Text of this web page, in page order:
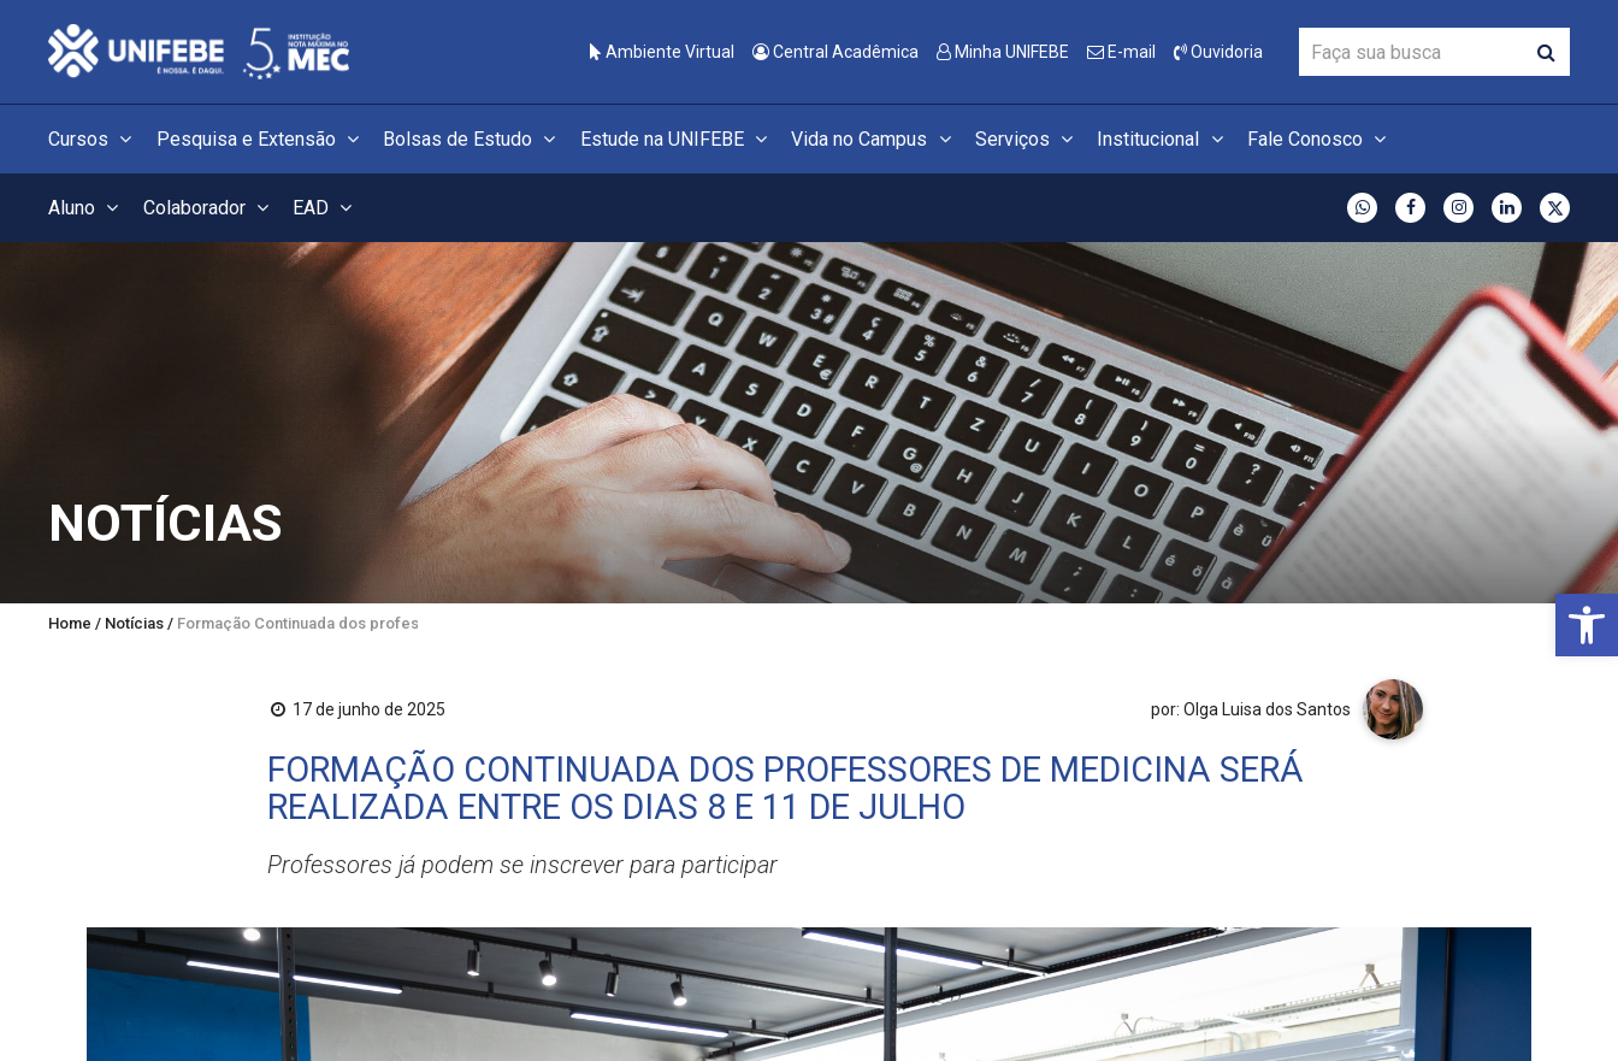
Ambiente Virtual Central Acadêmica Minha UNIFEBE E-mail Ouvidoria
Cursos Pesquisa e Extensão Bolsas de Estudo Estude na UNIFEBE Vida no Campus Serviços Institucional Fale Conosco
Aluno Colaborador EAD
NOTÍCIAS
Home / Notícias / Formação Continuada dos professores de Medicina será realizada entre os dias 8 e 11 de julho
17 de junho de 2025 por: Olga Luisa dos Santos
FORMAÇÃO CONTINUADA DOS PROFESSORES DE MEDICINA SERÁ
REALIZADA ENTRE OS DIAS 8 E 11 DE JULHO
Professores já podem se inscrever para participar